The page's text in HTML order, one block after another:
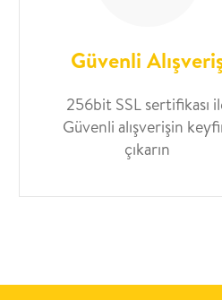
Güvenli
256bit SSL sertifikası
Güvenli alışverişin
çıkarın